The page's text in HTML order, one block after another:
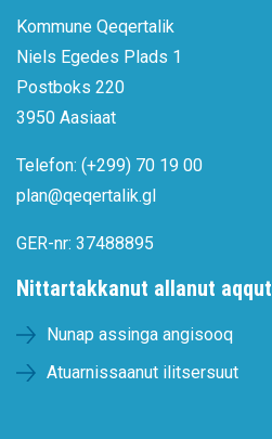
Kommune Qeqertalik
Niels Egedes Plads 1
Postboks 220
3950 Aasiaat
Telefon: (+299) 70 19 00
plan@qeqertalik.gl
GER-nr: 37488895
Nittartakkanut allanut aqqut
Nunap assinga angisooq
Atuarnissaanut ilitsersuut